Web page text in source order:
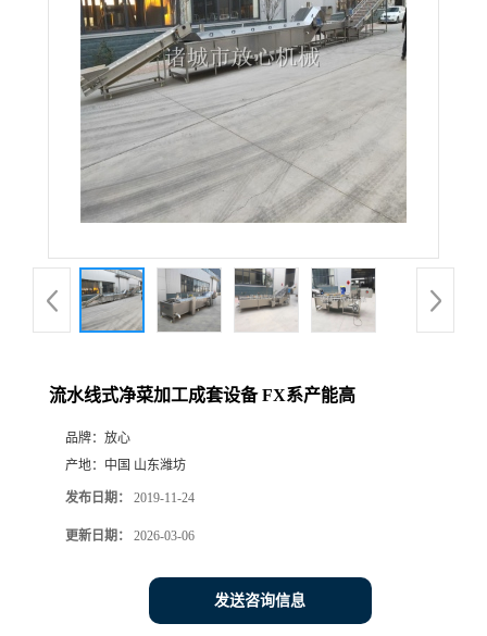
流水线式净菜加工成套设备 FX系产能高
品牌： 放心
产地： 中国 山东潍坊
发布日期： 2019-11-24
更新日期： 2026-03-06
发送咨询信息